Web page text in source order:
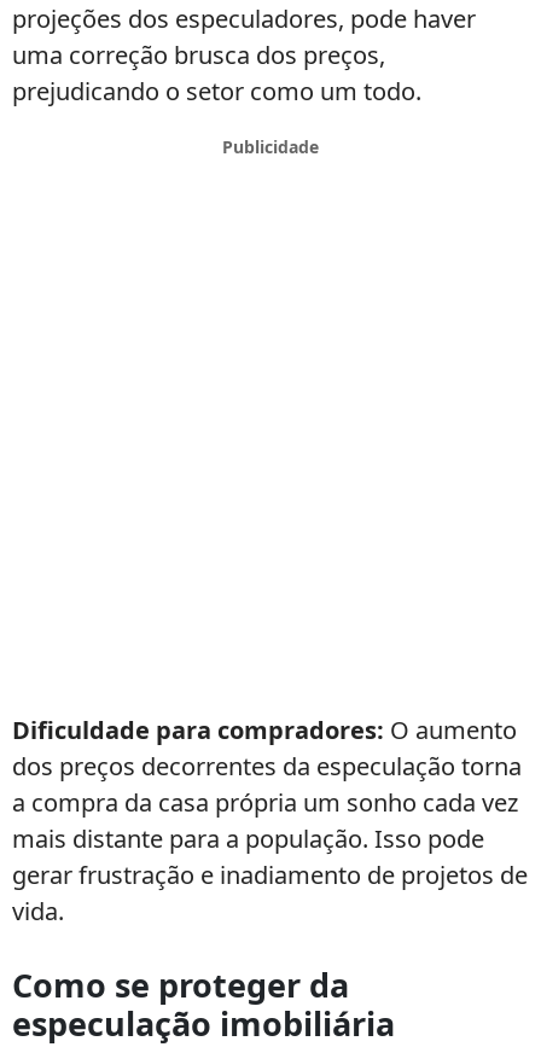
projeções dos especuladores, pode haver
uma correção brusca dos preços,
prejudicando o setor como um todo.
Dificuldade para compradores: O aumento
dos preços decorrentes da especulação torna
a compra da casa própria um sonho cada vez
mais distante para a população. Isso pode
gerar frustração e inadiamento de projetos de
vida.
Como se proteger da
especulação imobiliária